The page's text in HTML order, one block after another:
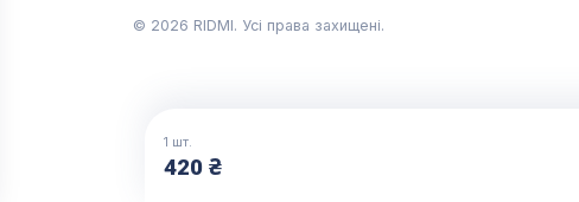
1 шт.
420 ₴
© 2026 RIDMI. Усі права захищені.